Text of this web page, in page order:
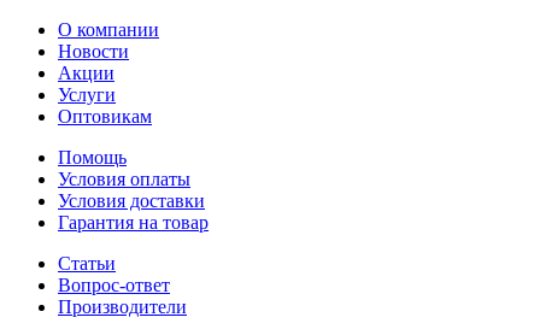
О компании
Новости
Акции
Услуги
Оптовикам
Помощь
Условия оплаты
Условия доставки
Гарантия на товар
Статьи
Вопрос-ответ
Производители